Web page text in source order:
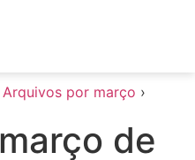
Arquivos por março ›
de